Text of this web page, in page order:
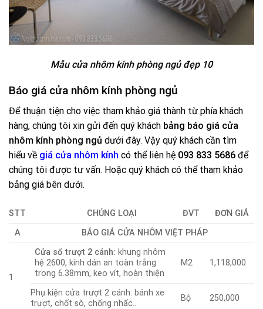
Mẫu cửa nhôm kính phòng ngủ đẹp 10
Báo giá cửa nhôm kính phòng ngủ
Để thuận tiện cho việc tham khảo giá thành từ phía khách
hàng, chúng tôi xin gửi đến quý khách bảng báo giá cửa
nhôm kính phòng ngủ dưới đây. Vậy quý khách cần tìm
hiểu về giá cửa nhôm kính có thể liên hệ 093 833 5686 để
chúng tôi được tư vấn. Hoặc quý khách có thể tham khảo
bảng giá bên dưới.
STT CHỦNG LOẠI ĐVT
ĐƠN GIÁ
A
BÁO GIÁ CỬA NHÔM VIỆT PHÁP
1
Cửa sổ trượt 2 cánh: khung nhôm
hệ 2600, kính dán an toàn trắng
trong 6.38mm, keo vít, hoàn thiện
M2 1,118,000
Phụ kiện cửa trượt 2 cánh: bánh xe
trượt, chốt sò, chống nhấc..
Bộ 250,000